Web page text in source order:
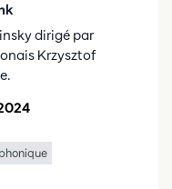
dirigé par
Krzysztof